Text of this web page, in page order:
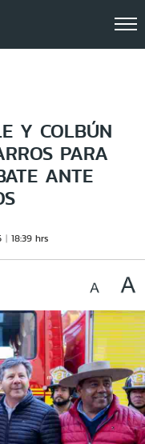
Y COLBÚN
PARA
ANTE
18:39 hrs